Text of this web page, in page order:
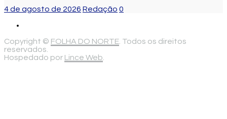
4 de agosto de 2026 Redação 0
Copyright © FOLHA DO NORTE . Todos os direitos
reservados.
Hospedado por Lince Web